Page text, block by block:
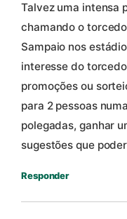
Talvez uma intensa
chamando o
Sampaio nos
interesse do
promoções ou
para 2 pessoas
polegadas, ganhar
sugestões que
Responder